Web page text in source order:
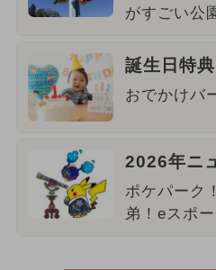
がすごい公
誕生日特
おでかけバ
2026年ニ
ポケパーク
弟！eスポー